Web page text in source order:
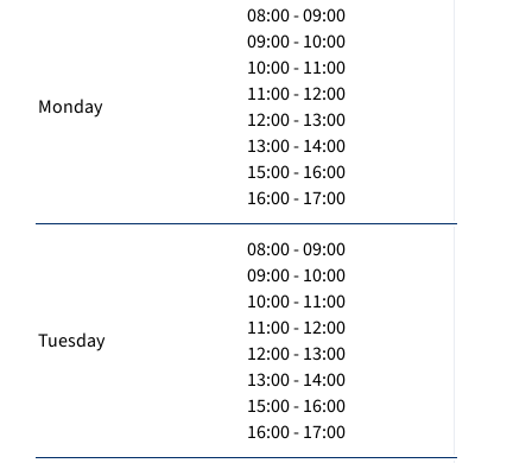
Monday
08:00 - 09:00
09:00 - 10:00
10:00 - 11:00
11:00 - 12:00
12:00 - 13:00
13:00 - 14:00
15:00 - 16:00
16:00 - 17:00
Tuesday
08:00 - 09:00
09:00 - 10:00
10:00 - 11:00
11:00 - 12:00
12:00 - 13:00
13:00 - 14:00
15:00 - 16:00
16:00 - 17:00